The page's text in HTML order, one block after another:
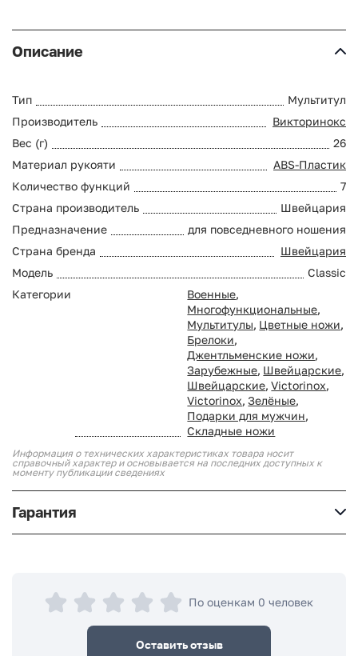
Описание
Тип
Мультитул
Производитель
Викторинокс
Вес (г)
26
Материал рукояти
ABS-Пластик
Количество функций
7
Страна производитель
Швейцария
Предназначение
для повседневного ношения
Страна бренда
Швейцария
Модель
Classic
Категории
Военные,
Многофункциональные,
Мультитулы, Цветные ножи,
Брелоки,
Джентльменские ножи,
Зарубежные, Швейцарские,
Швейцарские, Victorinox,
Victorinox, Зелёные,
Подарки для мужчин,
Складные ножи
Информация о технических характеристиках товара носит
справочный характер и основывается на последних доступных к
моменту публикации сведениях
Гарантия
По оценкам 0 человек
Оставить отзыв